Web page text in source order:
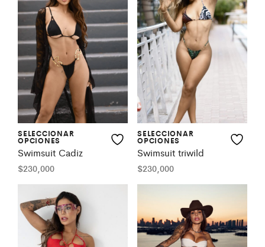
SELECCIONAR
OPCIONES
Swimsuit Cadiz
$230,000
SELECCIONAR
OPCIONES
Swimsuit triwild
$230,000